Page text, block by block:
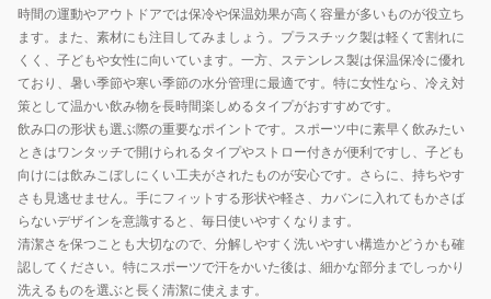
時間の運動やアウトドアでは保冷や保温効果が高く容量が多いものが役立ち
ます。また、素材にも注目してみましょう。プラスチック製は軽くて割れに
くく、子どもや女性に向いています。一方、ステンレス製は保温保冷に優れ
ており、暑い季節や寒い季節の水分管理に最適です。特に女性なら、冷え対
策として温かい飲み物を長時間楽しめるタイプがおすすめです。
飲み口の形状も選ぶ際の重要なポイントです。スポーツ中に素早く飲みたい
ときはワンタッチで開けられるタイプやストロー付きが便利ですし、子ども
向けには飲みこぼしにくい工夫がされたものが安心です。さらに、持ちやす
さも見逃せません。手にフィットする形状や軽さ、カバンに入れてもかさば
らないデザインを意識すると、毎日使いやすくなります。
清潔さを保つことも大切なので、分解しやすく洗いやすい構造かどうかも確
認してください。特にスポーツで汗をかいた後は、細かな部分までしっかり
洗えるものを選ぶと長く清潔に使えます。